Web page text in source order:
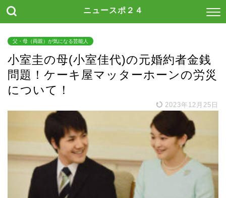
ニュースポ２４
父・母（両親）が気になる芸能人
小室圭の母(小室佳代)の元婚約者金銭
問題！ケーキ屋マッターホーンの労災
について！
2023年12月25日